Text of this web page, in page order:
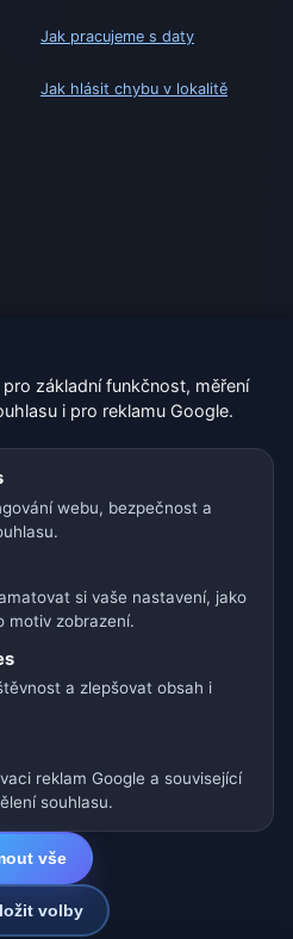
Jak pracujeme s daty
Jak hlásit chybu v lokalitě
o počasí:
Rakousko / Švýcarsko
a Španělsko
🌍 Mezinárodní síť počasí
z.s. | IČO: 21135550 |
data: MET Norway · Open-
základní funkčnost, měření
i pro reklamu Google.
webu, bezpečnost a
si vaše nastavení, jako
motiv zobrazení.
a zlepšovat obsah i
reklam Google a související
souhlasu.
vše
volby